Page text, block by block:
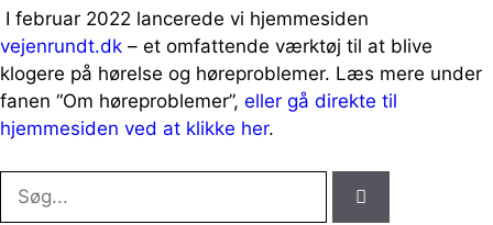
I februar 2022 lancerede vi hjemmesiden
vejenrundt.dk – et omfattende værktøj til at blive
klogere på hørelse og høreproblemer. Læs mere under
fanen “Om høreproblemer”, eller gå direkte til
hjemmesiden ved at klikke her.